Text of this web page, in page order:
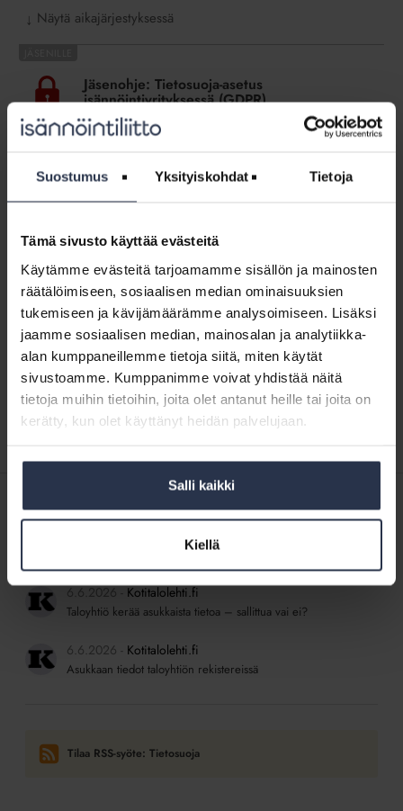
Suostumus Yksityiskohdat Tietoja
Tämä sivusto käyttää evästeitä
Käytämme evästeitä tarjoamamme sisällön ja mainosten
räätälöimiseen, sosiaalisen median ominaisuuksien
tukemiseen ja kävijämäärämme analysoimiseen. Lisäksi
jaamme sosiaalisen median, mainosalan ja analytiikka-
alan kumppaneillemme tietoja siitä, miten käytät
sivustoamme. Kumppanimme voivat yhdistää näitä
tietoja muihin tietoihin, joita olet antanut heille tai joita on
kerätty, kun olet käyttänyt heidän palvelujaan.
Salli kaikki
Kiellä
↓ Näytä aikajärjestyksessä
Tietosuoja-
asetus
isännöintiyrityksessä
(GDPR)
Jäsenohje: Tietosuoja-asetus
isännöintiyrityksessä (GDPR)
JÄSENOHJEET
Mitä tarkoittaa GDPR, henkilötieto, henkilörekisteri,
Jäsenohje:
Valvontakamerat
ja
sähköiset
lukitusjärjestelmät
Jäsenohje: Valvontakamerat ja sähköiset
lukitusjärjestelmät
JÄSENOHJEET
Miten valvontakameran hankinnasta päätetään? Miten
sähköisen lukitusjärjestelmän (kulunhallintajärjestelmän)
hankinnasta päätetään? Miten tietosuoja-asetus (GDPR)
otetaan huomioon, kun hankitaan kameravalvonta tai
säihköinen lukitus?
SISÄLTÖJÄ ISÄNNÖINTILIITON MEDIOISTA
Kotitalolehti.fi
Saako mappeja säilyttää kerhohuoneessa?
6.6.2026 Kotitalolehti.fi
Taloyhtiö kerää asukkaista tietoa – sallittua vai ei?
6.6.2026 Kotitalolehti.fi
Asukkaan tiedot taloyhtiön rekistereissä
Tilaa RSS-syöte: Tietosuoja